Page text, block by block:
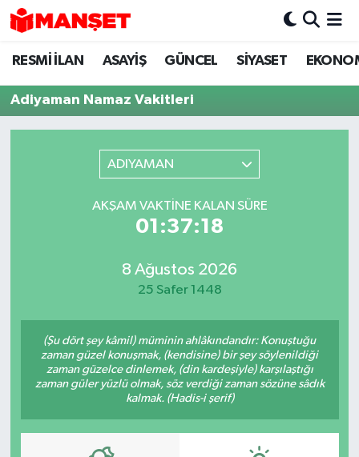
RESMİ İLAN ASAYİŞ GÜNCEL SİYASET
Adiyaman Namaz Vakitleri
ADIYAMAN
AKŞAM VAKTINE KALAN SÜRE
01:37:18
8 Ağustos 2026
25 Safer 1448
(Şu dört şey kâmil) müminin ahlâkındandır: Konuştuğu
zaman güzel konuşmak, (kendisine) bir şey söylenildiği
zaman güzelce dinlemek, (din kardeşiyle) karşılaştığı
zaman güler yüzlü olmak, söz verdiği zaman sözüne sâdık
kalmak. (Hadis-i şerif)
Hava Durumu
Trafik Durumu
Tüm Manşetler
Son Dakika Haberleri